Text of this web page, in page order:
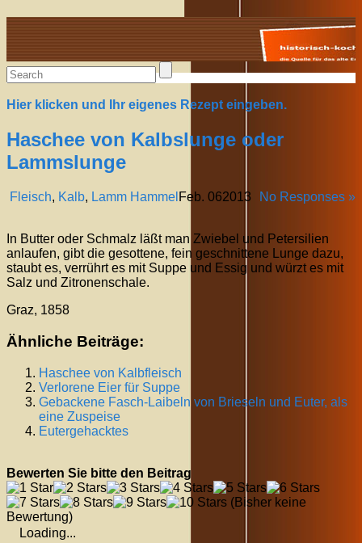
Alte Rezepte online
Hier klicken und Ihr eigenes Rezept eingeben.
Haschee von Kalbslunge oder
Lammslunge
Fleisch, Kalb, Lamm Hammel No Responses »
Feb. 062013
In Butter oder Schmalz läßt man Zwiebel und Petersilien
anlaufen, gibt die gesottene, fein geschnittene Lunge dazu,
staubt es, verrührt es mit Suppe und Essig und würzt es mit
Salz und Zitronenschale.
Graz, 1858
Ähnliche Beiträge:
Haschee von Kalbfleisch
Verlorene Eier für Suppe
Gebackene Fasch-Laibeln von Brieseln und Euter, als
eine Zuspeise
Eutergehacktes
Bewerten Sie bitte den Beitrag
(Bisher keine
Bewertung)
Loading...